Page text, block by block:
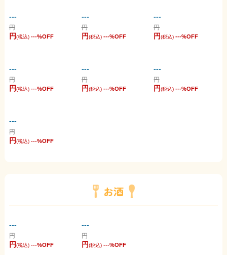
---
円
円(税込) ---%OFF
---
円
円(税込) ---%OFF
---
円
円(税込) ---%OFF
---
円
円(税込) ---%OFF
---
円
円(税込) ---%OFF
---
円
円(税込) ---%OFF
---
円
円(税込) ---%OFF
お酒
---
円
円(税込) ---%OFF
---
円
円(税込) ---%OFF